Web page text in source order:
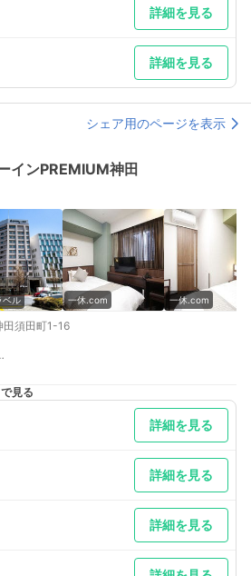
詳細を見る
詳細を見る
シェア用のページを表示
インPREMIUM神田
ベル 一休.com 一休.com
田須田町1-16
場のご利用につきまして【完全予約制】(1)台
すので予約制となっております(2)サイズの制
ご注意ください。幅185cm・高さ210cm・全
4月1日より1台5,000円 車以外／バイクでお
前にホテルまでお問合せください。
見る
詳細を見る
詳細を見る
詳細を見る